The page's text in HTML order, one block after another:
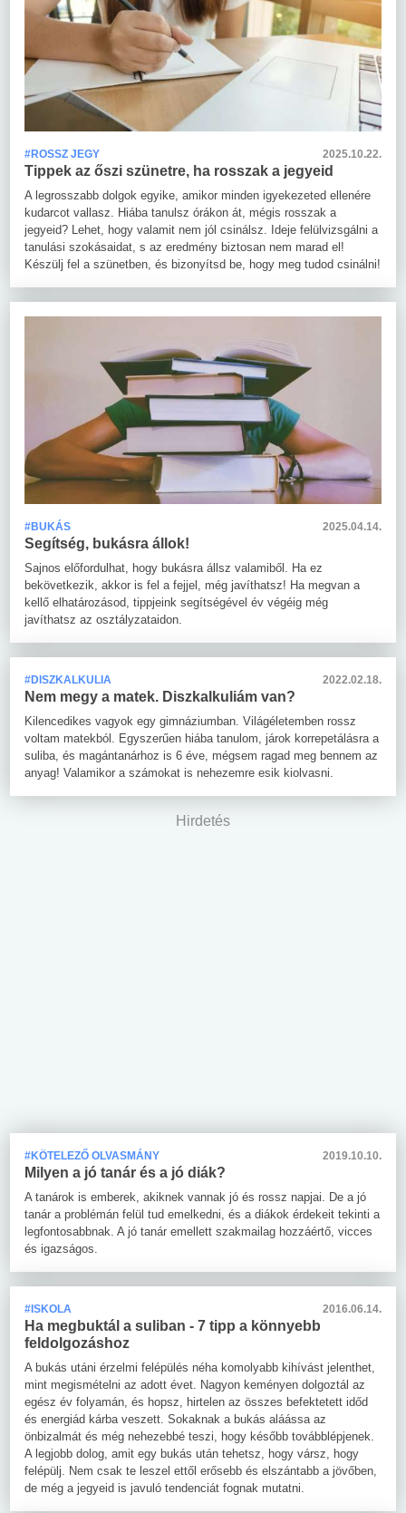
#ROSSZ JEGY 2025.10.22.
Tippek az őszi szünetre, ha rosszak a jegyeid
A legrosszabb dolgok egyike, amikor minden igyekezeted ellenére
kudarcot vallasz. Hiába tanulsz órákon át, mégis rosszak a
jegyeid? Lehet, hogy valamit nem jól csinálsz. Ideje felülvizsgálni a
tanulási szokásaidat, s az eredmény biztosan nem marad el!
Készülj fel a szünetben, és bizonyítsd be, hogy meg tudod csinálni!
#BUKÁS 2025.04.14.
Segítség, bukásra állok!
Sajnos előfordulhat, hogy bukásra állsz valamiből. Ha ez
bekövetkezik, akkor is fel a fejjel, még javíthatsz! Ha megvan a
kellő elhatározásod, tippjeink segítségével év végéig még
javíthatsz az osztályzataidon.
#DISZKALKULIA 2022.02.18.
Nem megy a matek. Diszkalkuliám van?
Kilencedikes vagyok egy gimnáziumban. Világéletemben rossz
voltam matekból. Egyszerűen hiába tanulom, járok korrepetálásra a
suliba, és magántanárhoz is 6 éve, mégsem ragad meg bennem az
anyag! Valamikor a számokat is nehezemre esik kiolvasni.
Hirdetés
#KÖTELEZŐ OLVASMÁNY 2019.10.10.
Milyen a jó tanár és a jó diák?
A tanárok is emberek, akiknek vannak jó és rossz napjai. De a jó
tanár a problémán felül tud emelkedni, és a diákok érdekeit tekinti a
legfontosabbnak. A jó tanár emellett szakmailag hozzáértő, vicces
és igazságos.
#ISKOLA 2016.06.14.
Ha megbuktál a suliban - 7 tipp a könnyebb
feldolgozáshoz
A bukás utáni érzelmi felépülés néha komolyabb kihívást jelenthet,
mint megismételni az adott évet. Nagyon keményen dolgoztál az
egész év folyamán, és hopsz, hirtelen az összes befektetett időd
és energiád kárba veszett. Sokaknak a bukás aláássa az
önbizalmát és még nehezebbé teszi, hogy később továbblépjenek.
A legjobb dolog, amit egy bukás után tehetsz, hogy vársz, hogy
felépülj. Nem csak te leszel ettől erősebb és elszántabb a jövőben,
de még a jegyeid is javuló tendenciát fognak mutatni.